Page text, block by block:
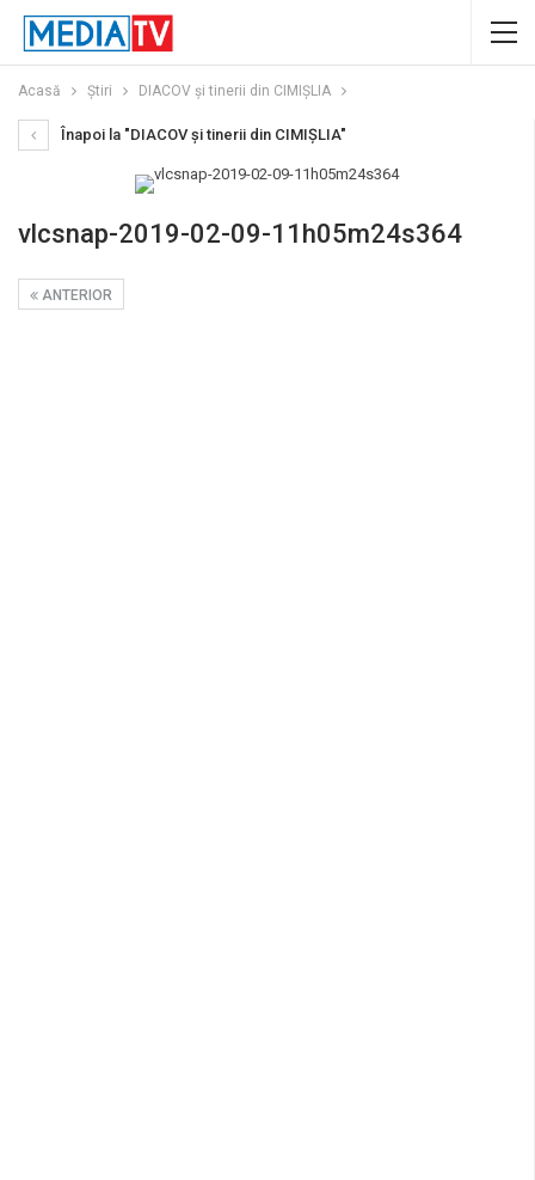
Acasă Știri DIACOV şi tinerii din CIMIŞLIA
Înapoi la "DIACOV şi tinerii din CIMIŞLIA"
vlcsnap-2019-02-09-11h05m24s364
ANTERIOR